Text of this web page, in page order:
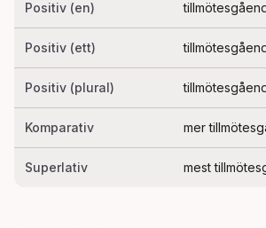
Positiv (en)
Positiv (ett)
Positiv (plural)
Komparativ mer
Superlativ mest